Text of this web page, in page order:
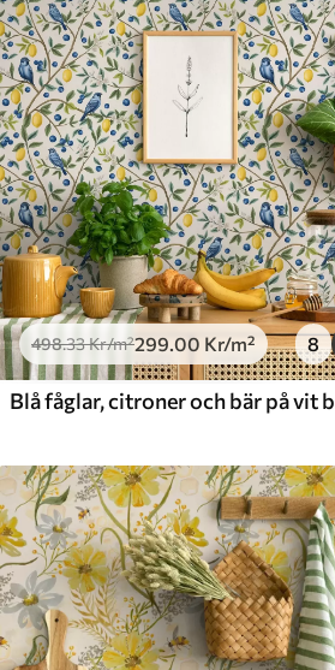
Tillgängliga material
Standard
498.33299 .00Kr
498.33Kr/m²299.00 Kr/m² 8